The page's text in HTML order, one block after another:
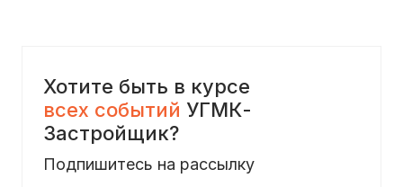
Хотите быть в курсе
всех событий УГМК-
Застройщик?
Подпишитесь на рассылку